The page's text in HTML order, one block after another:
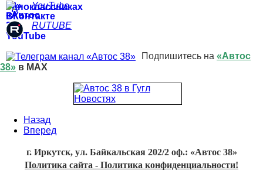
YouTube
RUTUBE
Подпишитесь на «Автос
38» в MAX
Назад
Вперед
г. Иркутск, ул. Байкальская 202/2 оф.: «Автос 38»
Политика сайта - Политика конфиденциальности!